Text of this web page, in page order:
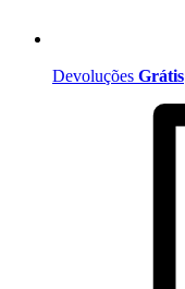
Devoluções Grátis